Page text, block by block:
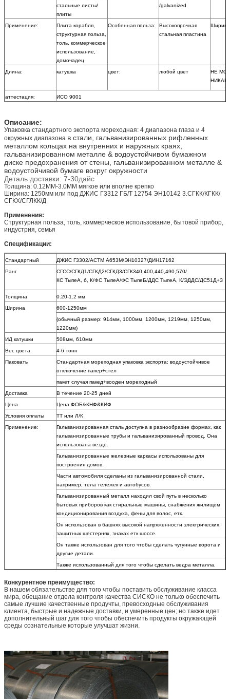
стальные листы/
плиты
/galvanized
Применение:
Плита корабля,
структурная польза,
толь, коммерческое
использование,
домочадец
Особенная польза:
Высокопрочная
стальная пластина
Длина: катушка цвет: любой цвет
НЕ
аттестация: ИСО 9001
Описание:
Упаковка стандартного экспорта мореходная: 4 диапазона глаза и 4
окружных диапазона в стали, гальванизированных рифленных
металлом кольцах на внутренних и наружных краях,
гальванизированном металле & водоустойчивом бумажном
диске предохранения от стены, гальванизированном металле &
водоустойчивой бумаге вокруг окружности
Деталь доставки: 7-30дайс
Толщина: 0.12ММ-3.0ММ мягкое или вполне крепко
Ширина: 1250мм или под ДЖИС Г3312 ГБ/Т 12754 ЭН10142 3.СГКК/КГКК/
СГКХ/СГЛКК/Д
Применения:
Структурная польза, толь, коммерческое использование, бытовой прибор,
индустрия, семья
Спецификации:
Стандартный
ДЖИС Г3302/АСТМ А653М/ЭН10327/ДИН17162
Ранг
СГСС/СГКД1/СГКД2/СГКД3/СГК340,400,440,490,570/
КС ТыпеА, б, К/ФС ТыпеА/ФС ТыпеБ/ДДС ТыпеА, К/ЭДДС/ДС51Д+З
Толщина
0.20-1.2 мм
Ширина
600-1250мм
(обычный размер: 914мм, 1000мм, 1200мм, 1219мм, 1250мм,
1220мм)
ИД катушки
508мм, 610мм
Вес цвета
4-6 тонн
Паковать
Стандартная мореходная упаковка экспорта: водоустойчивое
отключение папер+стел
пакет случая пакед+вооден мореходный
Доставка
В течение 20-25 дней
Цена
Цена ФОБ&КНФ&КИФ
Условия оплаты
ТТ или Л/К
Применение:
Гальванизированная сталь доступна в разнообразие формах, как
гальванизированные трубы и гальванизированный провод. Она
использована везде.
Гальванизированные железные каркасы использованы для
построения домов.
Части автомобиля сделаны из гальванизированной стали,
например, тела тележек и автобусов.
Гальванизированный металл находил свой путь в несколько
бытовых приборов как стиральные машины, снабжения жилищем
кондиционирования воздуха, фены для волос, етк.
Он использован в башнях высокой напряженности электрических,
защитных шестернях, знаках етк шоссе.
Он также использован для того чтобы сделать чугунные ворота и
другие детали.
Также использованный для того чтобы сделать ведра металла.
Конкурентное преимущество:
В нашем обязательстве для того чтобы поставить обслуживание класса
мира, обещание отдела контроля качества СИСКО не только обеспечить
самые лучшие качественные продучты, превосходные обслуживания
клиента, быстрые и надежные доставки, и умеренные цен; но также идет
дополнительный шаг для того чтобы обеспечить продукты окружающей
среды сознательные которые улучшат жизни.